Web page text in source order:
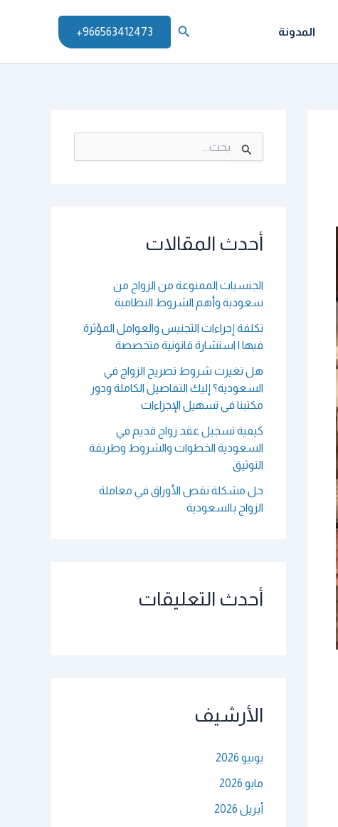
المدونة البحث 966563412473+
ل
ن
:أحدث المقالات
الجنسيات الممنوعة من الزواج من
سعودية وأهم الشروط النظامية
تكلفة إجراءات التجنيس والعوامل المؤثرة
فيها | استشارة قانونية متخصصة
هل تغيرت شروط تصريح الزواج في
السعودية؟ إليك التفاصيل الكاملة ودور
مكتبنا في تسهيل الإجراءات
كيفية تسجيل عقد زواج قديم في
السعودية الخطوات والشروط وطريقة
التوثيق
حل مشكلة نقص الأوراق في معاملة
الزواج بالسعودية
أحدث التعليقات
الأرشيف
يونيو 2026
مايو 2026
أبريل 2026